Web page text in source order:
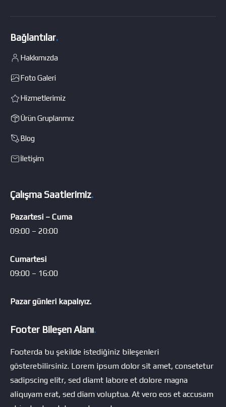
Bağlantılar.
Hakkımızda
Foto Galeri
Hizmetlerimiz
Ürün Gruplarımız
Blog
İletişim
Çalışma Saatlerimiz.
Pazartesi – Cuma
09:00 – 20:00
Cumartesi
09:00 – 16:00
Pazar günleri kapalıyız.
Footer Bileşen Alanı.
Footerda bu şekilde istediğiniz bileşenleri
gösterebilirsiniz. Lorem ipsum dolor sit amet, consetetur
sadipscing elitr, sed diamt labore et dolore magna
aliquyam erat, sed diam voluptua. At vero eos et accusam